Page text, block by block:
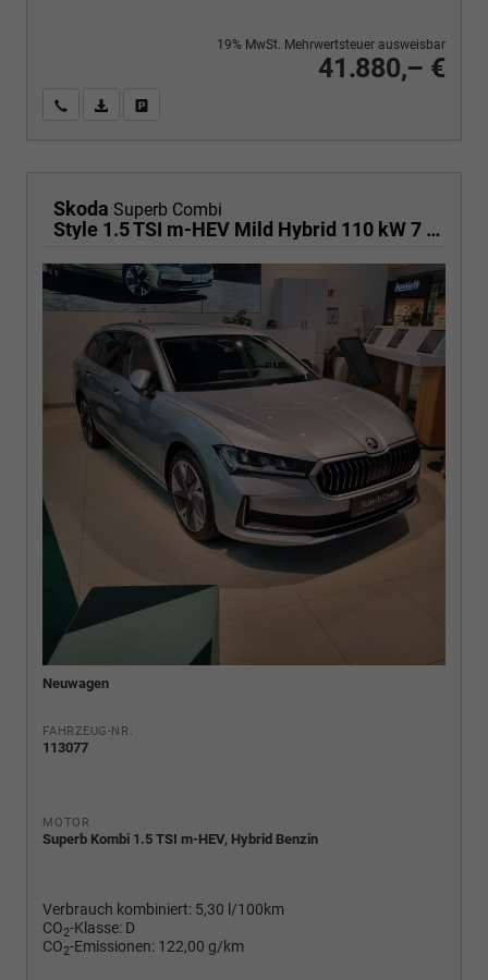
41.880,– €
19% MwSt. Mehrwertsteuer ausweisbar
Wir rufen Sie anPDF-Fahrzeugexposé drucken
Skoda Superb Combi
Style 1.5 TSI m-HEV Mild Hybrid 110 kW 7 Gang DSG
Neuwagen
FAHRZEUG-NR.
113077
MOTOR
Superb Kombi 1.5 TSI m-HEV, Hybrid Benzin
Verbrauch kombiniert: 5,30 l/100km
CO2-Klasse: D
CO2-Emissionen: 122,00 g/km